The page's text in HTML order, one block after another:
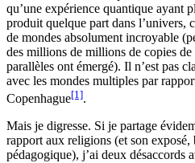
qu’une expérience quantique ayant
produit quelque part dans l’univers,
de mondes absolument incroyable
des millions de millions de copies
parallèles ont émergé). Il n’est pas
avec les mondes multiples par
Copenhague[1].
Mais je digresse. Si je partage
rapport aux religions (et son exposé,
pédagogique), j’ai deux désaccords